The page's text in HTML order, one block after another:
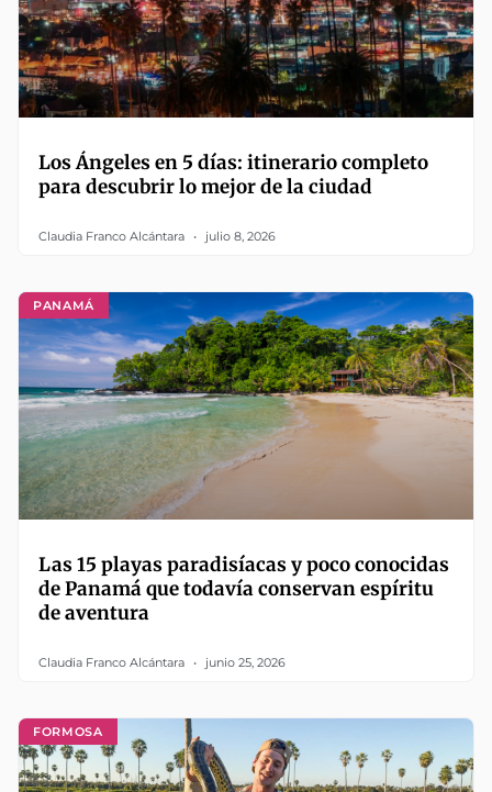
Los Ángeles en 5 días: itinerario completo
para descubrir lo mejor de la ciudad
Claudia Franco Alcántara julio 8, 2026
PANAMÁ
Las 15 playas paradisíacas y poco conocidas
de Panamá que todavía conservan espíritu
de aventura
Claudia Franco Alcántara junio 25, 2026
FORMOSA